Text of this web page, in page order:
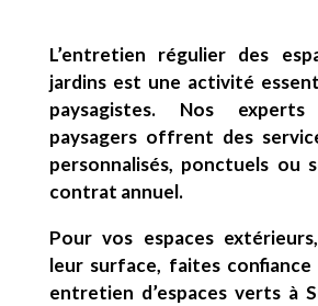
L’entretien régulier des
jardins est une activité
paysagistes. Nos
paysagers offrent des
personnalisés, ponctuels ou
contrat annuel.
Pour vos espaces
leur surface, faites confiance
entretien d’espaces verts à